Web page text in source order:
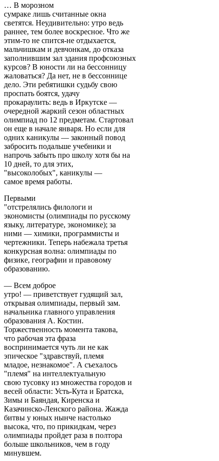
… В морозном
сумраке лишь считанные окна
светятся. Неудивительно: утро ведь
раннее, тем более воскресное. Что же
этим-то не спится-не отдыхается,
мальчишкам и девчонкам, до отказа
заполнившим зал здания профсоюзных
курсов? В юности ли на бессонницу
жаловаться? Да нет, не в бессоннице
дело. Эти ребятишки судьбу свою
проспать боятся, удачу
прокараулить: ведь в Иркутске —
очередной жаркий сезон областных
олимпиад по 12 предметам. Стартовал
он еще в начале января. Но если для
одних каникулы — законный повод
забросить подальше учебники и
напрочь забыть про школу хотя бы на
10 дней, то для этих,
"высоколобых", каникулы —
самое время работы.
Первыми
"отстрелялись филологи и
экономисты (олимпиады по русскому
языку, литературе, экономике); за
ними — химики, программисты и
чертежники. Теперь набежала третья
конкурсная волна: олимпиады по
физике, географии и правовому
образованию.
— Всем доброе
утро! — приветствует гудящий зал,
открывая олимпиады, первый зам.
начальника главного управления
образования А. Костин.
Торжественность момента такова,
что рабочая эта фраза
воспринимается чуть ли не как
эпическое "здравствуй, племя
младое, незнакомое". А съехалось
"племя" на интеллектуальную
свою тусовку из множества городов и
весей области: Усть-Кута и Братска,
Зимы и Баяндая, Киренска и
Казачинско-Ленского района. Жажда
битвы у юных нынче настолько
высока, что, по прикидкам, через
олимпиады пройдет раза в полтора
больше школьников, чем в году
минувшем.